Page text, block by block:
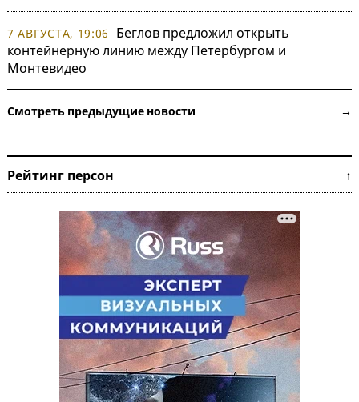
7 АВГУСТА, 19:06
Беглов предложил открыть
контейнерную линию между Петербургом и
Монтевидео
Смотреть предыдущие новости →
Рейтинг персон ↑